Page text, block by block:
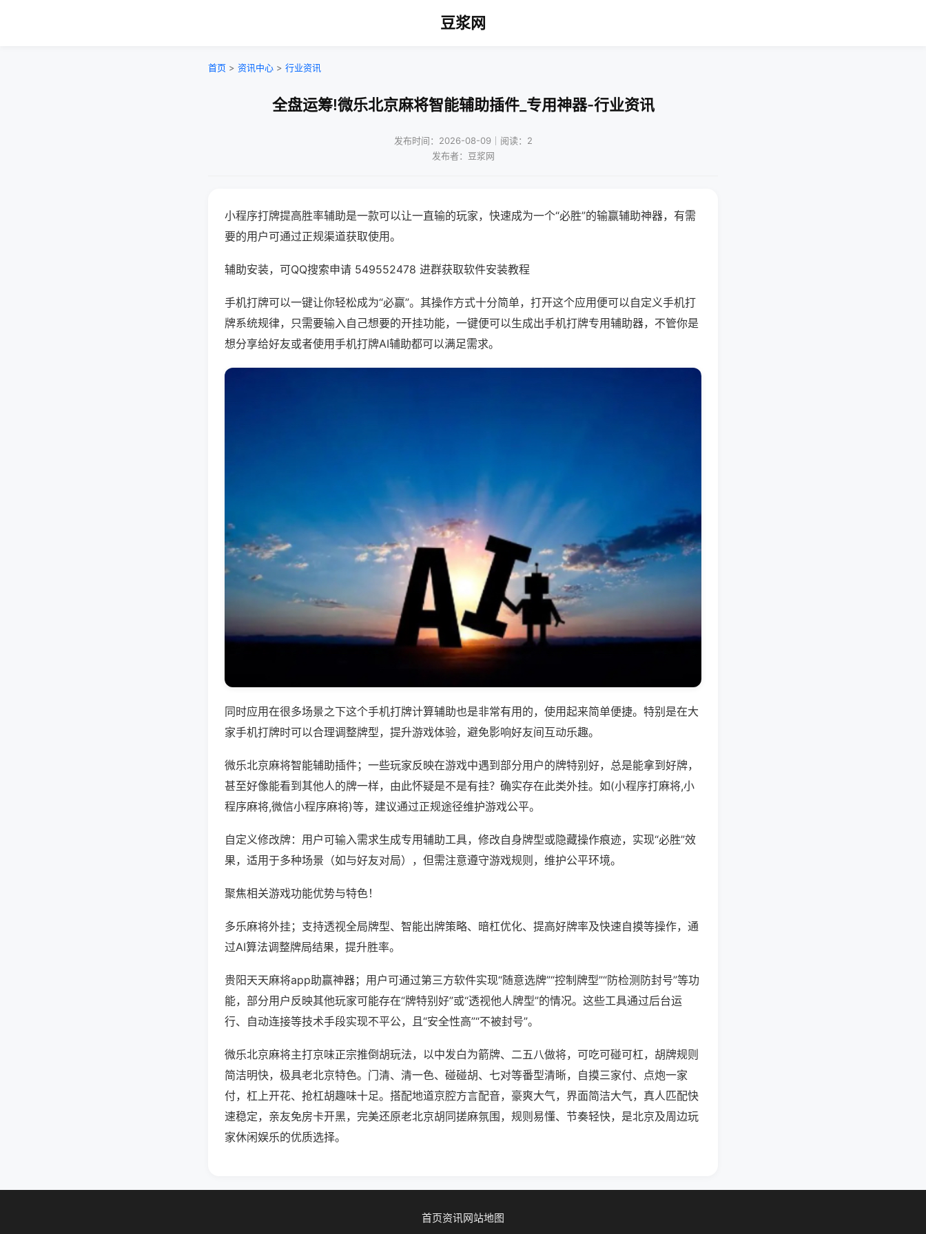
豆浆网
首页 > 资讯中心 > 行业资讯
全盘运筹!微乐北京麻将智能辅助插件_专用神器-行业资讯
发布时间：2026-08-09｜阅读：2
发布者：豆浆网
小程序打牌提高胜率辅助是一款可以让一直输的玩家，快速成为一个“必胜”的输赢辅助神器，有需
要的用户可通过正规渠道获取使用。
辅助安装，可QQ搜索申请 549552478 进群获取软件安装教程
手机打牌可以一键让你轻松成为“必赢”。其操作方式十分简单，打开这个应用便可以自定义手机打
牌系统规律，只需要输入自己想要的开挂功能，一键便可以生成出手机打牌专用辅助器，不管你是
想分享给好友或者使用手机打牌AI辅助都可以满足需求。
同时应用在很多场景之下这个手机打牌计算辅助也是非常有用的，使用起来简单便捷。特别是在大
家手机打牌时可以合理调整牌型，提升游戏体验，避免影响好友间互动乐趣。
微乐北京麻将智能辅助插件；一些玩家反映在游戏中遇到部分用户的牌特别好，总是能拿到好牌，
甚至好像能看到其他人的牌一样，由此怀疑是不是有挂？确实存在此类外挂。如(小程序打麻将,小
程序麻将,微信小程序麻将)等，建议通过正规途径维护游戏公平。
自定义修改牌：用户可输入需求生成专用辅助工具，修改自身牌型或隐藏操作痕迹，实现“必胜”效
果，适用于多种场景（如与好友对局），但需注意遵守游戏规则，维护公平环境。
聚焦相关游戏功能优势与特色！
多乐麻将外挂；支持透视全局牌型、智能出牌策略、暗杠优化、提高好牌率及快速自摸等操作，通
过AI算法调整牌局结果，提升胜率。
贵阳天天麻将app助赢神器；用户可通过第三方软件实现“随意选牌”“控制牌型”“防检测防封号”等功
能，部分用户反映其他玩家可能存在“牌特别好”或“透视他人牌型”的情况。这些工具通过后台运
行、自动连接等技术手段实现不平公，且“安全性高”“不被封号”。
微乐北京麻将主打京味正宗推倒胡玩法，以中发白为箭牌、二五八做将，可吃可碰可杠，胡牌规则
简洁明快，极具老北京特色。门清、清一色、碰碰胡、七对等番型清晰，自摸三家付、点炮一家
付，杠上开花、抢杠胡趣味十足。搭配地道京腔方言配音，豪爽大气，界面简洁大气，真人匹配快
速稳定，亲友免房卡开黑，完美还原老北京胡同搓麻氛围，规则易懂、节奏轻快，是北京及周边玩
家休闲娱乐的优质选择。
首页资讯网站地图